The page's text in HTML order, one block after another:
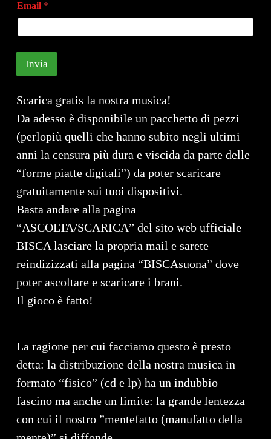
e
*
Email *
Invia
Scarica gratis la nostra musica!
Da adesso è disponibile un pacchetto di pezzi
(perlopiù quelli che hanno subito negli ultimi
anni la censura più dura e viscida da parte delle
“forme piatte digitali”) da poter scaricare
gratuitamente sui tuoi dispositivi.
Basta andare alla pagina
“ASCOLTA/SCARICA” del sito web ufficiale
BISCA lasciare la propria mail e sarete
reindizizzati alla pagina “BISCAsuona” dove
poter ascoltare e scaricare i brani.
Il gioco è fatto!
La ragione per cui facciamo questo è presto
detta: la distribuzione della nostra musica in
formato “fisico” (cd e lp) ha un indubbio
fascino ma anche un limite: la grande lentezza
con cui il nostro ”mentefatto (manufatto della